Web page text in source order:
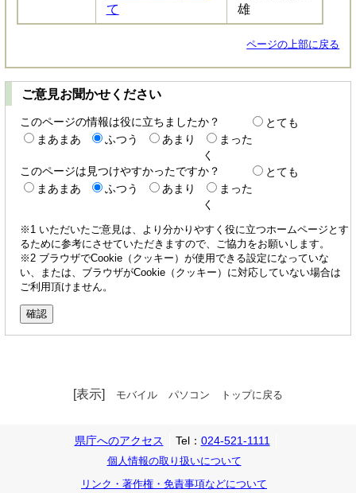
て
雄
ページの上部に戻る
ご意見お聞かせください
このページの情報は役に立ちましたか？
とても
まあまあ
ふつう あまり
まった
く
このページは見つけやすかったですか？
とても
まあまあ
ふつう あまり
まった
く
※1 いただいたご意見は、より分かりやすく役に立つホームページとす
るために参考にさせていただきますので、ご協力をお願いします。
※2 ブラウザでCookie（クッキー）が使用できる設定になっていな
い、または、ブラウザがCookie（クッキー）に対応していない場合は
ご利用頂けません。
[表示] モバイル パソコン トップに戻る
県庁へのアクセス Tel： 024-521-1111
個人情報の取り扱いについて
リンク・著作権・免責事項などについて